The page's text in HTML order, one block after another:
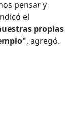
pensar y
el
propias
, agregó.